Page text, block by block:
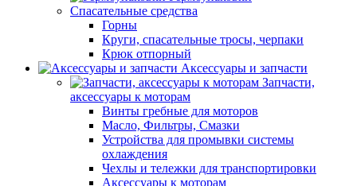
Спасательные средства
Горны
Круги, спасательные тросы, черпаки
Крюк отпорный
Аксессуары и запчасти
Запчасти,
аксессуары к моторам
Винты гребные для моторов
Масло, Фильтры, Смазки
Устройства для промывки системы
охлаждения
Чехлы и тележки для транспортировки
Аксессуары к моторам